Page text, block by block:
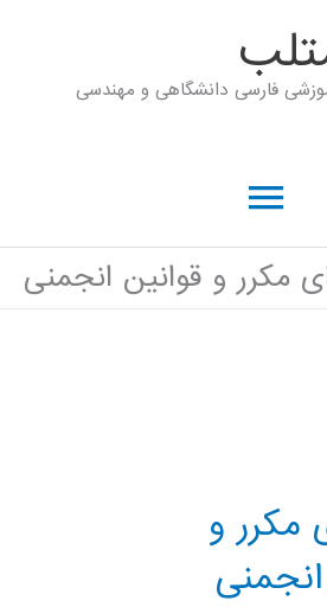
فارسی دانشگاهی و مهندسی
فهرست
اصلی
مکرر و قوانین انجمنی
مکرر و